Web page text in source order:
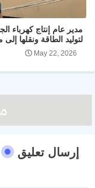
مدير عام إنتاج كهرباء
لتوليد الطاقة ونقلها إلى
May 22, 2026
إرسال تعليق